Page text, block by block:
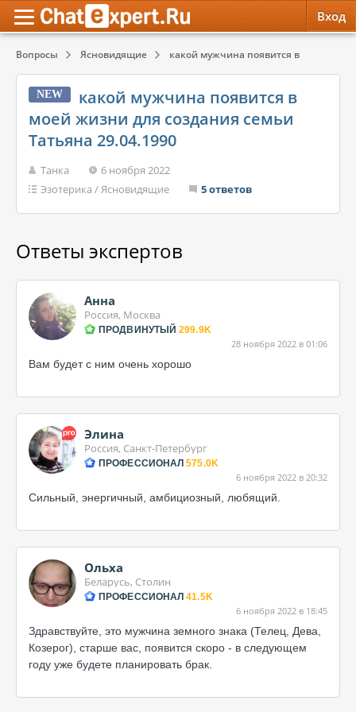
Вход
Вопросы Ясновидящие какой мужчина появится в моей
NEW
какой мужчина появится в
моей жизни для создания семьи
Татьяна 29.04.1990
Танка
6 ноября 2022
Эзотерика /Ясновидящие 5 ответов
Ответы экспертов
Анна
Россия, Москва
ПРОДВИНУТЫЙ 299.9K
28 ноября 2022 в 01:06
Вам будет с ним очень хорошо
Элина
Россия, Санкт-Петербург
ПРОФЕССИОНАЛ 575.0K
6 ноября 2022 в 20:32
Сильный, энергичный, амбициозный, любящий.
Ольха
Беларусь, Столин
ПРОФЕССИОНАЛ 41.5K
6 ноября 2022 в 18:45
Здравствуйте, это мужчина земного знака (Телец, Дева,
Козерог), старше вас, появится скоро - в следующем
году уже будете планировать брак.
Психология
Эзотерика
Красота, Здоровье
Психология
Эзотерика
Красота, Здоровье
Обратная связь
Служба поддержки
Правила сервиса